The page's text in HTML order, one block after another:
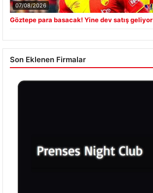
07/08/2026
Göztepe para basacak! Yine dev satış geliyor
Son Eklenen Firmalar